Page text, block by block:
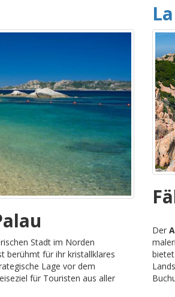
Stadt im Norden
berühmt für ihr kristallklares
Lage vor dem
für Touristen aus aller
Der